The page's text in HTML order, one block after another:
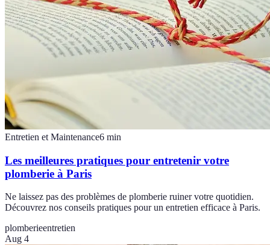
Entretien et Maintenance6 min
Les meilleures pratiques pour entretenir votre
plomberie à Paris
Ne laissez pas des problèmes de plomberie ruiner votre quotidien.
Découvrez nos conseils pratiques pour un entretien efficace à Paris.
plomberieentretien
Aug 4